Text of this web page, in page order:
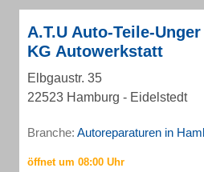
A.T.U Auto-Teile-
KG Autowerkstatt
Elbgaustr. 35
22523 Hamburg - Eidelstedt
Branche: Autoreparaturen in